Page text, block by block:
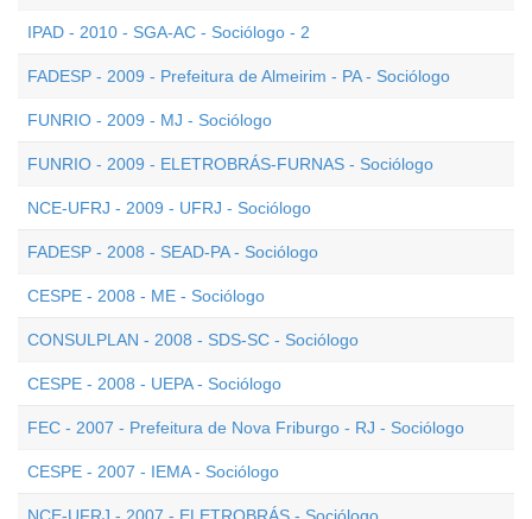
IPAD - 2010 - SGA-AC - Sociólogo - 2
FADESP - 2009 - Prefeitura de Almeirim - PA - Sociólogo
FUNRIO - 2009 - MJ - Sociólogo
FUNRIO - 2009 - ELETROBRÁS-FURNAS - Sociólogo
NCE-UFRJ - 2009 - UFRJ - Sociólogo
FADESP - 2008 - SEAD-PA - Sociólogo
CESPE - 2008 - ME - Sociólogo
CONSULPLAN - 2008 - SDS-SC - Sociólogo
CESPE - 2008 - UEPA - Sociólogo
FEC - 2007 - Prefeitura de Nova Friburgo - RJ - Sociólogo
CESPE - 2007 - IEMA - Sociólogo